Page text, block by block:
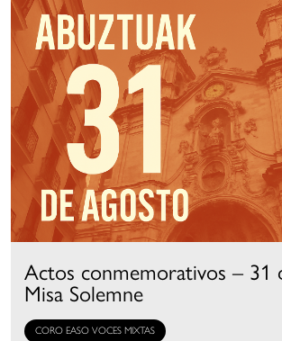
Actos conmemorativos – 31
Misa Solemne
CORO EASO VOCES MIXTAS